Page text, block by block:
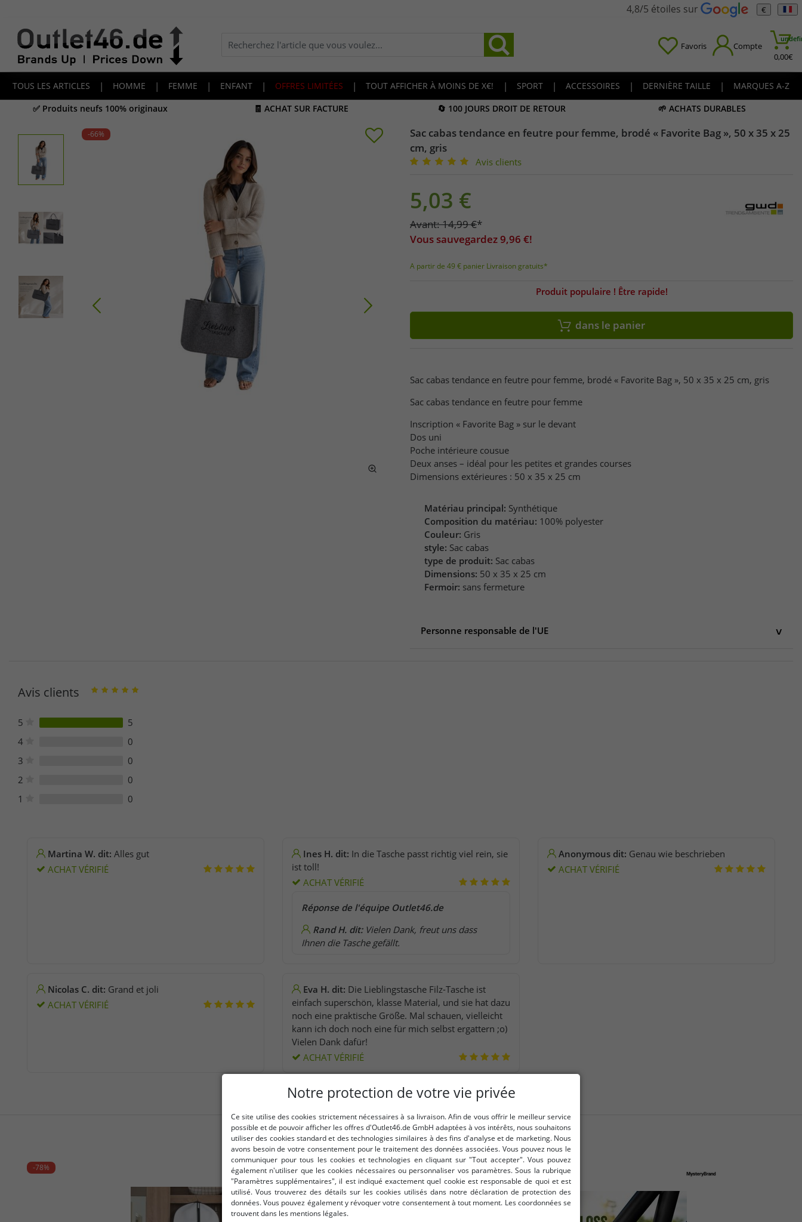
4,8/5 étoiles sur €
Favoris Compte
0,00€
TOUS LES ARTICLES | HOMME | FEMME | ENFANT | OFFRES LIMITÉES | TOUT AFFICHER À MOINS DE X€! | SPORT | ACCESSOIRES | DERNIÈRE TAILLE |
MARQUES A-Z
✅ Produits neufs 100% originaux
🧾 ACHAT SUR FACTURE 🔄 100 JOURS DROIT DE RETOUR 🌱 ACHATS DURABLES
-66%
Sac cabas tendance en feutre pour femme, brodé « Favorite Bag », 50 x 35 x 25
cm, gris
Avis clients
5,03 €
Avant:14,99€*
Vous sauvegardez9,96 €!
A partir de 49 € panier Livraison gratuits*
Produit populaire ! Être rapide!
dans le panier
Sac cabas tendance en feutre pour femme, brodé « Favorite Bag », 50 x 35 x 25 cm, gris
Sac cabas tendance en feutre pour femme
Inscription « Favorite Bag » sur le devant
Dos uni
Poche intérieure cousue
Deux anses – idéal pour les petites et grandes courses
Dimensions extérieures : 50 x 35 x 25 cm
Matériau principal: Synthétique
Composition du matériau: 100% polyester
Couleur: Gris
style: Sac cabas
type de produit: Sac cabas
Dimensions: 50 x 35 x 25 cm
Fermoir: sans fermeture
Personne responsable de l'UE
Avis clients
5
5
4
0
3
0
2
0
1
0
Martina W. dit: Alles gut
ACHAT VÉRIFIÉ
Ines H. dit: In die Tasche passt richtig viel rein, sie
ist toll!
ACHAT VÉRIFIÉ
Réponse de l'équipe Outlet46.de
Rand H. dit: Vielen Dank, freut uns dass
Ihnen die Tasche gefällt.
Anonymous dit: Genau wie beschrieben
ACHAT VÉRIFIÉ
Nicolas C. dit: Grand et joli
ACHAT VÉRIFIÉ
Eva H. dit: Die Lieblingstasche Filz-Tasche ist
einfach superschön, klasse Material, und sie hat dazu
noch eine praktische Größe. Mal schauen, vielleicht
kann ich doch noch eine für mich selbst ergattern ;o)
Vielen Dank dafür!
ACHAT VÉRIFIÉ
PLUS D'ARTICLES EN PROMOTION
-78% -65%
Notre protection de votre vie privée
Ce site utilise des cookies strictement nécessaires à sa livraison. Afin de vous offrir le meilleur service
possible et de pouvoir afficher les offres d'Outlet46.de GmbH adaptées à vos intérêts, nous souhaitons
utiliser des cookies standard et des technologies similaires à des fins d'analyse et de marketing. Nous
avons besoin de votre consentement pour le traitement des données associées. Vous pouvez nous le
communiquer pour tous les cookies et technologies en cliquant sur "Tout accepter". Vous pouvez
également n'utiliser que les cookies nécessaires ou personnaliser vos paramètres. Sous la rubrique
"Paramètres supplémentaires", il est indiqué exactement quel cookie est responsable de quoi et est
utilisé. Vous trouverez des détails sur les cookies utilisés dans notre déclaration de protection des
données. Vous pouvez également y révoquer votre consentement à tout moment. Les coordonnées se
trouvent dans les mentions légales.